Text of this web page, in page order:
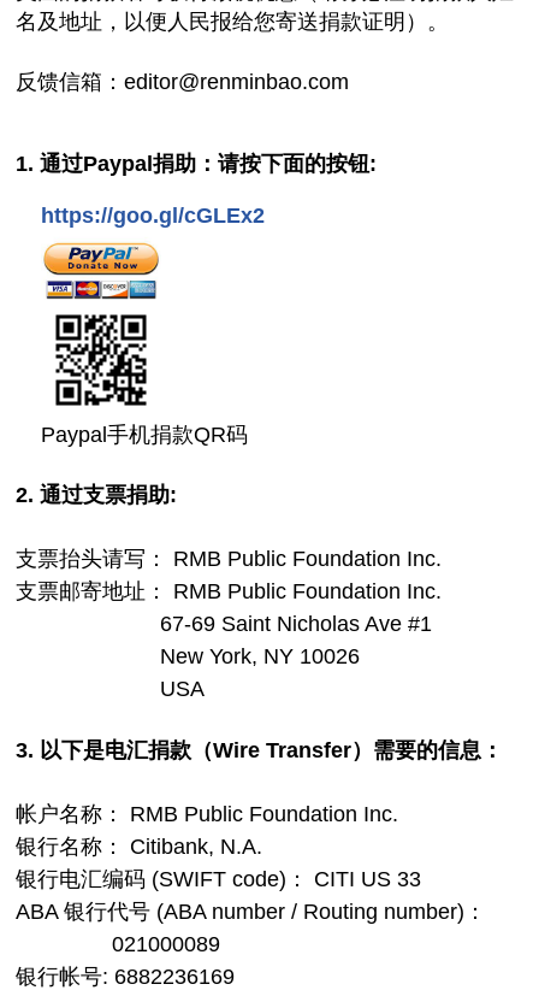
名及地址，以便人民报给您寄送捐款证明）。
反馈信箱： editor@renminbao.com
1. 通过Paypal捐助：请按下面的按钮:
https://goo.gl/cGLEx2
Paypal手机捐款QR码
2. 通过支票捐助:
支票抬头请写： RMB Public Foundation Inc.
支票邮寄地址： RMB Public Foundation Inc.
3. 以下是电汇捐款（Wire Transfer）需要的信息：
帐户名称： RMB Public Foundation Inc.
银行名称： Citibank, N.A.
银行电汇编码 (SWIFT code)： CITI US 33
ABA 银行代号 (ABA number / Routing number)：